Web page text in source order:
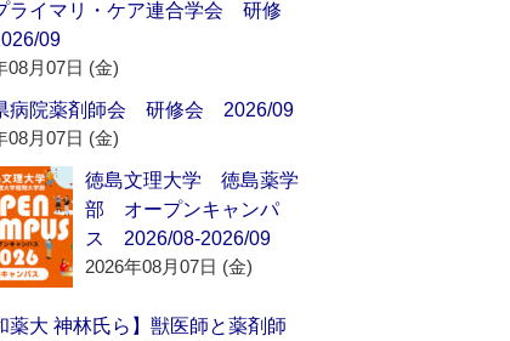
ライマリ・ケア連合学会 研修
09
08月07日 (金)
病院薬剤師会 研修会 2026/09
08月07日 (金)
徳島文理大学 徳島薬学
部 オープンキャンパ
ス 2026/08-2026/09
2026年08月07日 (金)
薬大 神林氏ら】獣医師と薬剤師